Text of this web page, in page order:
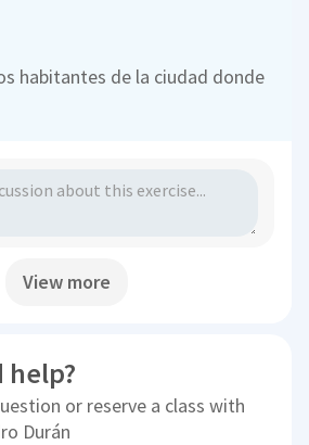
habitantes de la ciudad donde
View more
help?
or reserve a class with
Durán